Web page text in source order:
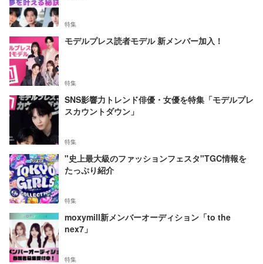
特集
モデルプレス読者モデル 新メンバー加入！
特集
SNS影響力トレンド俳優・女優を特集「モデルプレ
スカウントダウン」
特集
"史上最大級のファッションフェスタ"TGC情報を
たっぷり紹介
特集
moxymill新メンバーオーディション「to the
nex7」
特集